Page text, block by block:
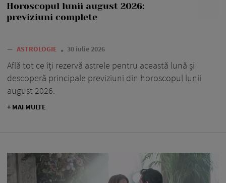
Horoscopul lunii august 2026:
previziuni complete
— ASTROLOGIE 30 iulie 2026
Află tot ce îți rezervă astrele pentru această lună și
descoperă principale previziuni din horoscopul lunii
august 2026.
+ MAI MULTE